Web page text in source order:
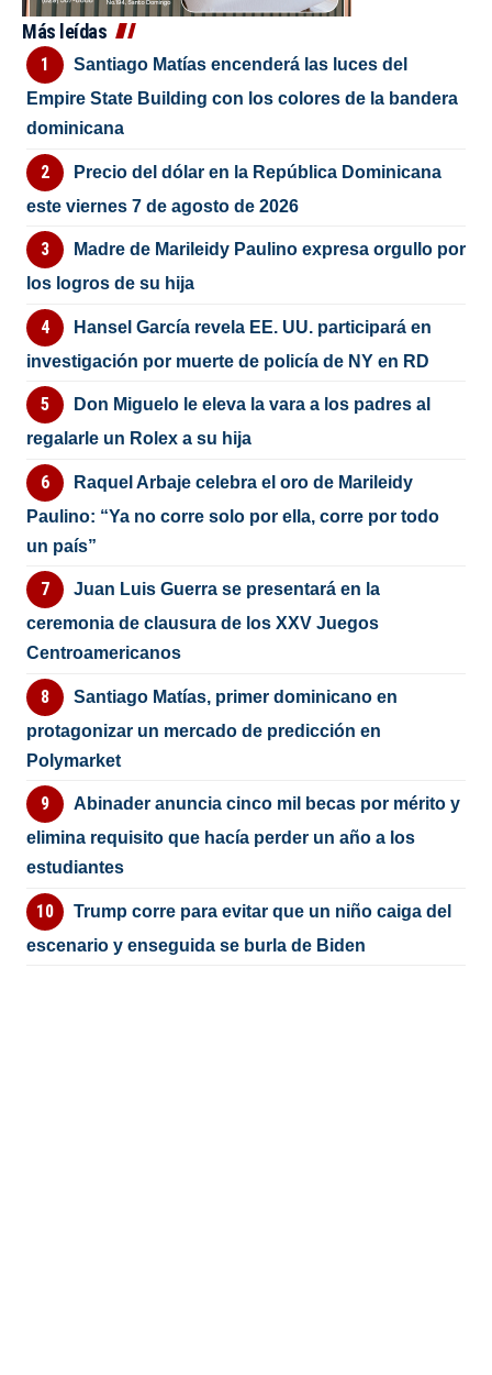
Más leídas
Santiago Matías encenderá las luces del
Empire State Building con los colores de la bandera
dominicana
Precio del dólar en la República Dominicana
este viernes 7 de agosto de 2026
Madre de Marileidy Paulino expresa orgullo por
los logros de su hija
Hansel García revela EE. UU. participará en
investigación por muerte de policía de NY en RD
Don Miguelo le eleva la vara a los padres al
regalarle un Rolex a su hija
Raquel Arbaje celebra el oro de Marileidy
Paulino: “Ya no corre solo por ella, corre por todo
un país”
Juan Luis Guerra se presentará en la
ceremonia de clausura de los XXV Juegos
Centroamericanos
Santiago Matías, primer dominicano en
protagonizar un mercado de predicción en
Polymarket
Abinader anuncia cinco mil becas por mérito y
elimina requisito que hacía perder un año a los
estudiantes
Trump corre para evitar que un niño caiga del
escenario y enseguida se burla de Biden